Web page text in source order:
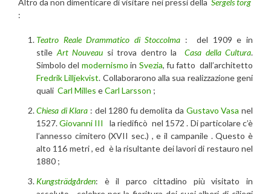
:
Teatro Reale Drammatico di Stoccolma : del 1909 e in
stile Art Nouveau si trova dentro la Casa della Cultura.
Simbolo del modernismo in Svezia, fu fatto dall’architetto
Fredrik Lilljekvist. Collaborarono alla sua realizzazione geni
quali Carl Milles eCarl Larsson ;
Chiesa di Klara : del 1280 fu demolita da Gustavo Vasa nel
1527.Giovanni III
la riedificò nel 1572 . Di particolare c’è
l’annesso cimitero (XVII sec.) , e il campanile . Questo è
alto 116 metri , ed è la risultante dei lavori di restauro nel
1880 ;
Kungsträdgården: è il parco cittadino più visitato in